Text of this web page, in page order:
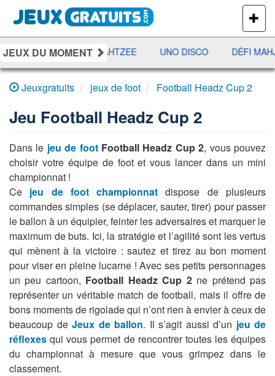
PLUS
DE
JEUX
JEUX DU MOMENT
RAMI JETX YAHTZEE UNO DISCO DÉFI
Jeuxgratuits jeux de foot Football Headz Cup 2
Jeu Football Headz Cup 2
Dans le jeu de footFootball Headz Cup 2, vous pouvez
choisir votre équipe de foot et vous lancer dans un mini
championnat !
Ce jeu de foot championnat dispose de plusieurs
commandes simples (se déplacer, sauter, tirer) pour passer
le ballon à un équipier, feinter les adversaires et marquer le
maximum de buts. Ici, la stratégie et l’agilité sont les vertus
qui mènent à la victoire : sautez et tirez au bon moment
pour viser en pleine lucarne ! Avec ses petits personnages
un peu cartoon, Football Headz Cup 2ne prétend pas
représenter un véritable match de football, mais il offre de
bons moments de rigolade qui n’ont rien à envier à ceux de
beaucoup de Jeux de ballon. Il s’agit aussi d’un jeu de
réflexes qui vous permet de rencontrer toutes les équipes
du championnat à mesure que vous grimpez dans le
classement.